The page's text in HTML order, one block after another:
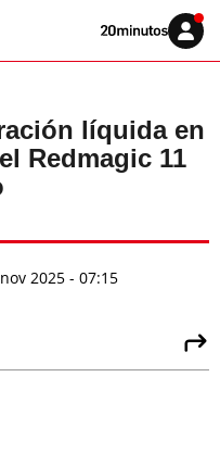
Volver
Iniciar
sesión
líquida en
Redmagic 11
2025 - 07:15